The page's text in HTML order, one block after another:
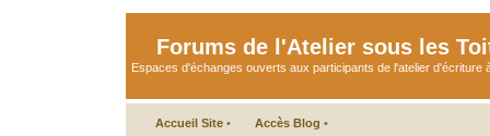
Forums de l'Atelier sous les
Espaces d'échanges ouverts aux participants de l'atelier d'écriture
Accueil Site • Accès Blog •